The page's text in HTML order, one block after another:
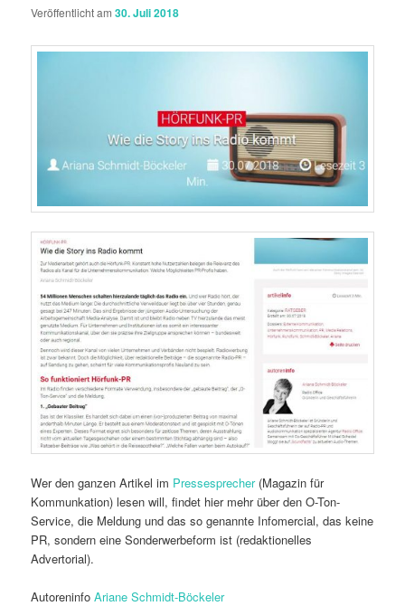
Veröffentlicht am30. Juli 2018
Wer den ganzen Artikel im Pressesprecher(Magazin für
Kommunkation) lesen will, findet hier mehr über den O-Ton-
Service, die Meldung und das so genannte Infomercial, das keine
PR, sondern eine Sonderwerbeform ist (redaktionelles
Advertorial).
AutoreninfoAriane Schmidt-Böckeler